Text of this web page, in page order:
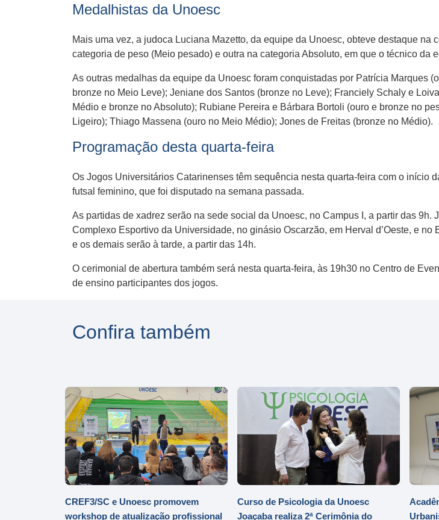
Medalhistas da Unoesc
Mais uma vez, a judoca Luciana Mazetto, da equipe da Unoesc, obteve destaque
categoria de peso (Meio pesado) e outra na categoria Absoluto, em que o técnico da
As outras medalhas da equipe da Unoesc foram conquistadas por Patrícia Marques
bronze no Meio Leve); Jeniane dos Santos (bronze no Leve); Franciely Schaly e
Médio e bronze no Absoluto); Rubiane Pereira e Bárbara Bortoli (ouro e bronze no
Ligeiro); Thiago Massena (ouro no Meio Médio); Jones de Freitas (bronze no Médio).
Programação desta quarta-feira
Os Jogos Universitários Catarinenses têm sequência nesta quarta-feira com o início
futsal feminino, que foi disputado na semana passada.
As partidas de xadrez serão na sede social da Unoesc, no Campus I, a partir das
Complexo Esportivo da Universidade, no ginásio Oscarzão, em Herval d’Oeste, e
e os demais serão à tarde, a partir das 14h.
O cerimonial de abertura também será nesta quarta-feira, às 19h30 no Centro de
de ensino participantes dos jogos.
Confira também
CREF3/SC e Unoesc promovem
workshop de atualização profissional
Curso de Psicologia da Unoesc
Joaçaba realiza 2ª Cerimônia do